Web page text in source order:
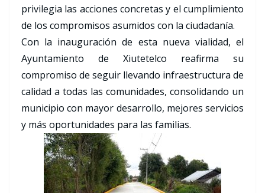
privilegia las acciones concretas y el cumplimiento
de los compromisos asumidos con la ciudadanía.
Con la inauguración de esta nueva vialidad, el
Ayuntamiento de Xiutetelco reafirma su
compromiso de seguir llevando infraestructura de
calidad a todas las comunidades, consolidando un
municipio con mayor desarrollo, mejores servicios
y más oportunidades para las familias.